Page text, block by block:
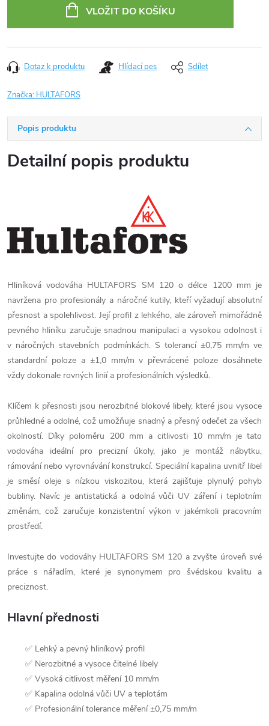
VLOŽIT DO KOŠÍKU
Dotaz k produktu Hlídací pes Sdílet
Značka: HULTAFORS
Popis produktu
Detailní popis produktu
Hliníková vodováha HULTAFORS SM 120 o délce 1200 mm je
navržena pro profesionály a náročné kutily, kteří vyžadují absolutní
přesnost a spolehlivost. Její profil z lehkého, ale zároveň mimořádně
pevného hliníku zaručuje snadnou manipulaci a vysokou odolnost i
v náročných stavebních podmínkách. S tolerancí ±0,75 mm/m ve
standardní poloze a ±1,0 mm/m v převrácené poloze dosáhnete
vždy dokonale rovných linií a profesionálních výsledků.
Klíčem k přesnosti jsou nerozbitné blokové libely, které jsou vysoce
průhledné a odolné, což umožňuje snadný a přesný odečet za všech
okolností. Díky poloměru 200 mm a citlivosti 10 mm/m je tato
vodováha ideální pro precizní úkoly, jako je montáž nábytku,
rámování nebo vyrovnávání konstrukcí. Speciální kapalina uvnitř libel
je směsí oleje s nízkou viskozitou, která zajišťuje plynulý pohyb
bubliny. Navíc je antistatická a odolná vůči UV záření i teplotním
změnám, což zaručuje konzistentní výkon v jakémkoli pracovním
prostředí.
Investujte do vodováhy HULTAFORS SM 120 a zvyšte úroveň své
práce s nářadím, které je synonymem pro švédskou kvalitu a
preciznost.
Hlavní přednosti
✅ Lehký a pevný hliníkový profil
✅ Nerozbitné a vysoce čitelné libely
✅ Vysoká citlivost měření 10 mm/m
✅ Kapalina odolná vůči UV a teplotám
✅ Profesionální tolerance měření ±0,75 mm/m